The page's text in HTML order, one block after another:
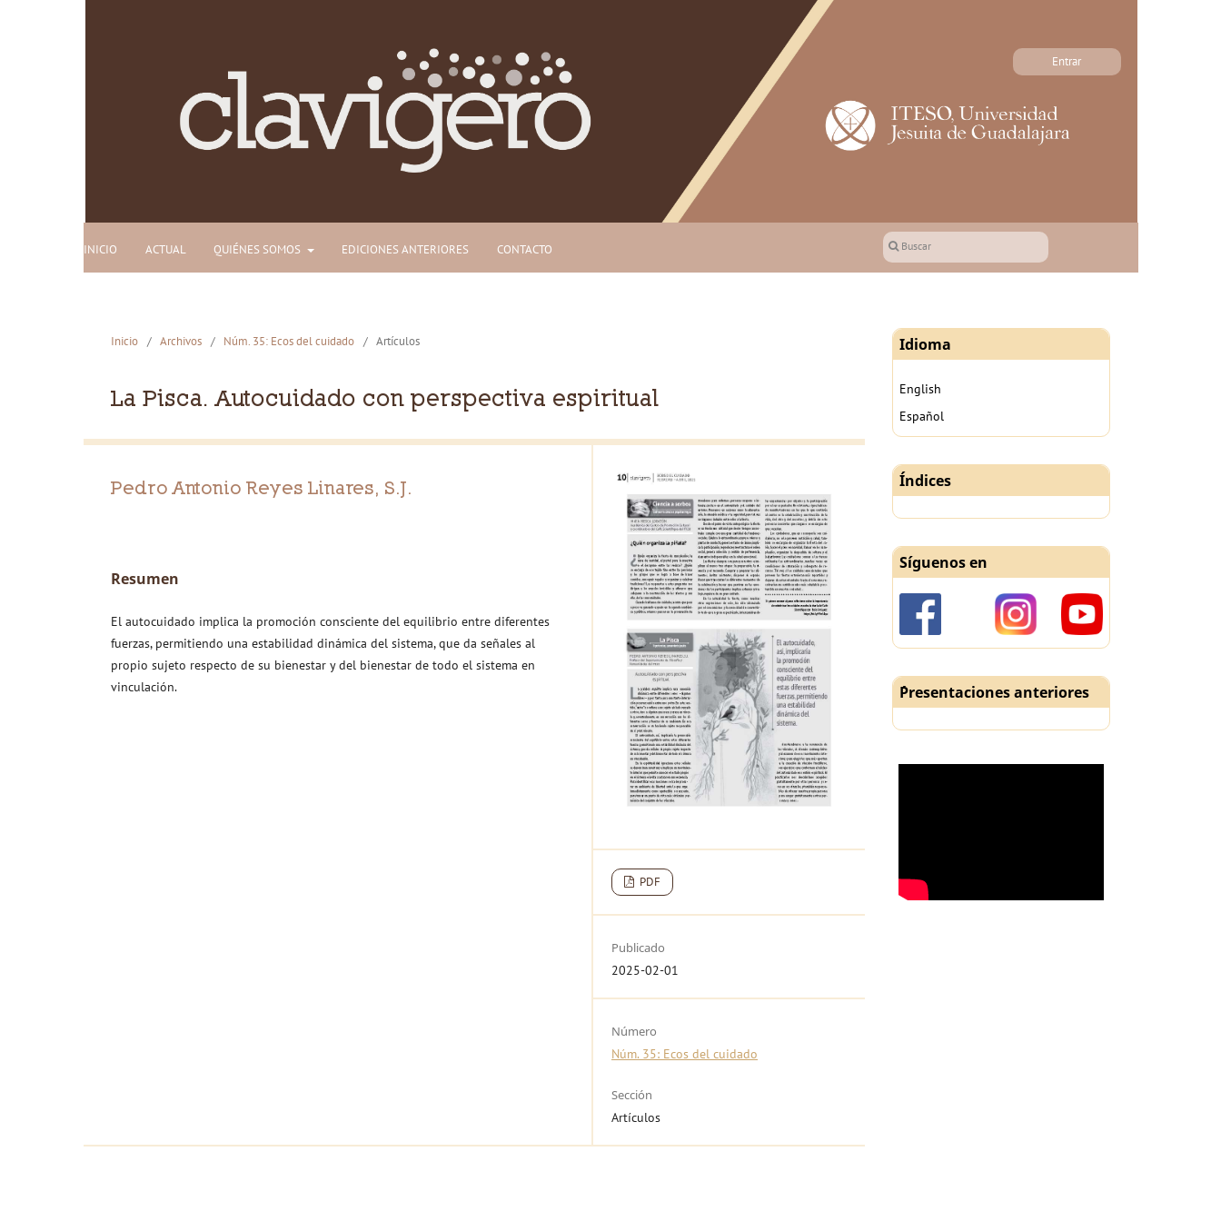
INICIO ACTUAL QUIÉNES SOMOS EDICIONES ANTERIORES CONTACTO Buscar
Entrar
Inicio / Archivos / Núm. 35: Ecos del cuidado / Artículos
La Pisca. Autocuidado con perspectiva espiritual
Pedro Antonio Reyes Linares, S.J.
Resumen
El autocuidado implica la promoción consciente del equilibrio entre diferentes
fuerzas, permitiendo una estabilidad dinámica del sistema, que da señales al
propio sujeto respecto de su bienestar y del bienestar de todo el sistema en
vinculación.
PDF
Publicado
2025-02-01
Número
Núm. 35: Ecos del cuidado
Sección
Artículos
Idioma
English
Español
Índices
Síguenos en
´Presentaciones anteriores